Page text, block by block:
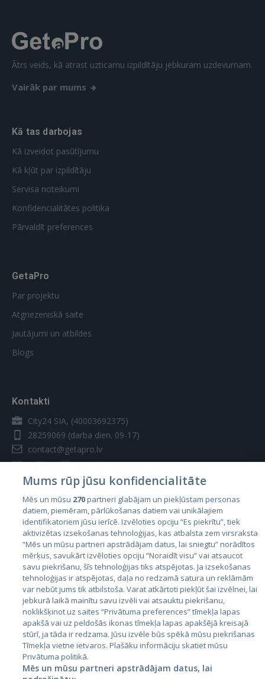
 Sign in with Apple
Ātrs veids, kā atrast uzticamu izpildītāju jebkuram uzdevumam.
Vairāk par mums
Kā tas darbojas
Kā izveidot pasūtījumu
Kā kļūt par izpildītāju
Servisa noteikumi
Konfidencialitātes politika
Pārvaldīt preferences
GetaPro
Par projektu
Atgriezeniskā saite
Jautājumi un atbildes
Blogs
Kontakti
City24 SIA, (40003692375)
28259069 (darba dien. 09-17)
contact@getapro.lv
Valstis
Igaunija
Latvija
Lietuva
Mums rūp jūsu konfidencialitāte
Mēs un mūsu 270partneri glabājam un piekļūstam personas
datiem, piemēram, pārlūkošanas datiem vai unikālajiem
identifikatoriem jūsu ierīcē. Izvēloties opciju “Es piekrītu”, tiek
aktivizētas izsekošanas tehnoloģijas, kas atbalsta zem virsraksta
“Mēs un mūsu partneri apstrādājam datus, lai sniegtu” norādītos
mērķus, savukārt izvēloties opciju “Noraidīt visu” vai atsaucot
savu piekrišanu, šīs tehnoloģijas tiks atspējotas. Ja izsekošanas
tehnoloģijas ir atspējotas, daļa no redzamā satura un reklāmām
var nebūt jums tik atbilstoša. Varat atkārtoti piekļūt šai izvēlnei, lai
jebkurā laikā mainītu savu izvēli vai atsauktu piekrišanu,
noklikšķinot uz saites “Privātuma preferences” tīmekļa lapas
apakšā vai uz peldošās ikonas tīmekļa lapas apakšējā kreisajā
stūrī, ja tāda ir redzama. Jūsu izvēle būs spēkā mūsu piekrišanas
Tīmekļa vietne ietvaros. Plašāku informāciju skatiet mūsu
Privātuma politikā.
Mēs un mūsu partneri apstrādājam datus, lai